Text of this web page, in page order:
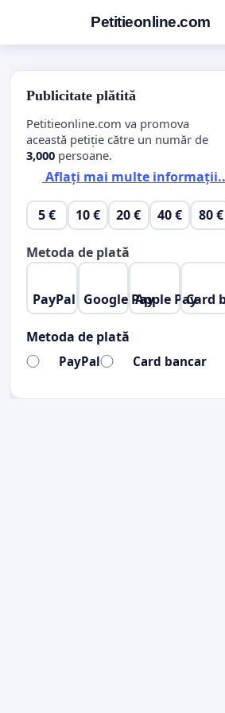
Petitieonline.com
Publicitate plătită
Petitieonline.com va promova
această petiție către un număr de
3,000 persoane.
Aflați mai multe
5 € 10 € 20 € 40 € 80 €
Metoda de plată
PayPal Google PayApple PayCard
Metoda de plată
PayPal Card bancar